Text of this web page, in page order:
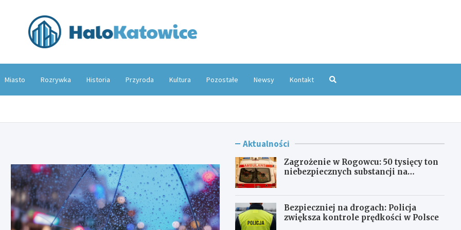
Miasto Rozrywka Historia Przyroda Kultura Pozostałe Newsy Kontakt
Aktualności
Zagrożenie w Rogowcu: 50 tysięcy ton
niebezpiecznych substancji na
Bezpieczniej na drogach: Policja
zwiększa kontrole prędkości w Polsce